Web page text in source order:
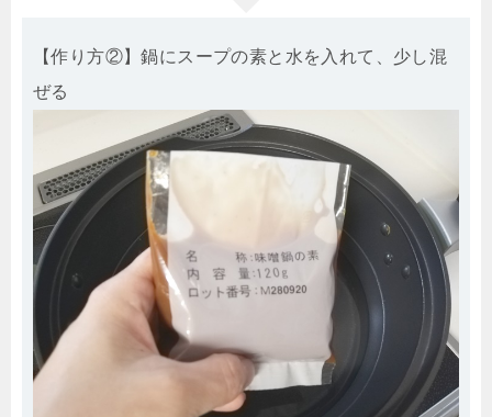
【作り方②】鍋にスープの素と水を入れて、少し混
ぜる